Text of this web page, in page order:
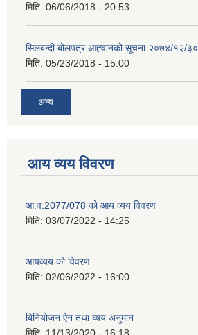
मिति: 06/06/2018 - 20:53
सिलबन्दी बोलपत्र आह्‍वानको सूचना २०७४/१२/३०
मिति: 05/23/2018 - 15:00
अन्य
आय व्यय विवरण
आ.व.2077/078 को आय व्यय विवरण
मिति: 03/07/2022 - 14:25
आयव्यय को विवरण
मिति: 02/06/2022 - 16:00
बिनियोजन ऐन तथा व्यय अनुमान